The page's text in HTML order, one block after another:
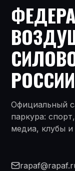
РОССИИ
Официальный
паркура:
медиа, клубы